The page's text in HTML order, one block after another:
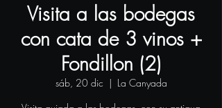
Visita a las bodegas
con cata de 3 vinos +
Fondillon (2)
sáb, 20 dic
  |
La Canyada